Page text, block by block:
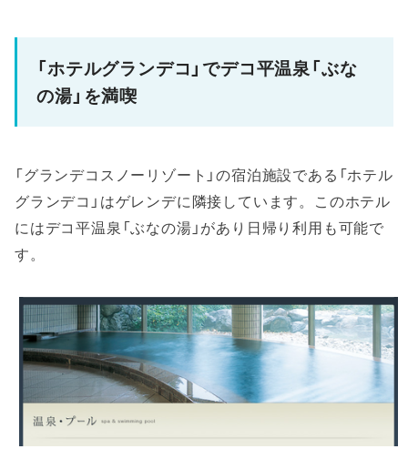
「ホテルグランデコ」でデコ平温泉「ぶな
の湯」を満喫
「グランデコスノーリゾート」の宿泊施設である「ホテル
グランデコ」はゲレンデに隣接しています。このホテル
にはデコ平温泉「ぶなの湯」があり日帰り利用も可能で
す。